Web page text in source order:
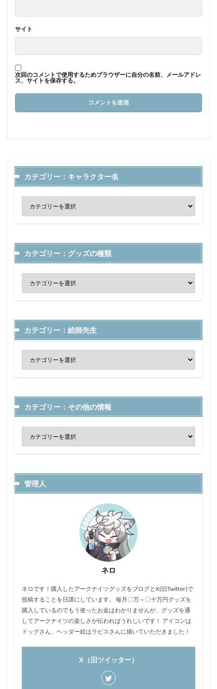
サイト
次回のコメントで使用するためブラウザーに自分の名前、メールアドレ
ス、サイトを保存する。
カテゴリー：キャラクター名
カテゴリー：グッズの種類
カテゴリー：絵師先生
カテゴリー：その他の情報
管理人
ネロ
ネロです！購入したアークナイツグッズをブログとX(旧Twitter)で
投稿することを日課にしています。 毎月〇万～〇十万円グッズを
購入しているのでもう使ったお金はわかりませんが、グッズを通
してアークナイツの楽しさが伝わればうれしいです！ アイコンは
ドッグさん、ヘッダー絵はラピスさんに描いていただきました！
X（旧ツイッター）